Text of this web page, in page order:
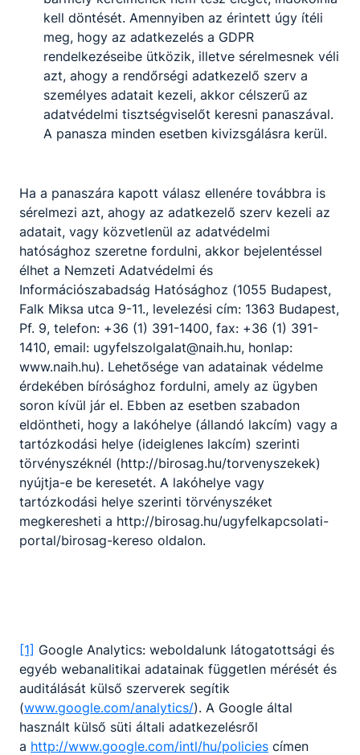
Építőipar
Tovább
Pincér - vendégtéri szakember
Turizmus-vendéglátás
Tovább
Szakács
Turizmus-vendéglátás
Tovább
Szakács szaktechnikus
Turizmus-vendéglátás
kell döntését. Amennyiben az érintett úgy ítéli
meg, hogy az adatkezelés a GDPR
rendelkezéseibe ütközik, illetve sérelmesnek véli
azt, ahogy a rendőrségi adatkezelő szerv a
személyes adatait kezeli, akkor célszerű az
adatvédelmi tisztségviselőt keresni panaszával.
A panasza minden esetben kivizsgálásra kerül.
Ha a panaszára kapott válasz ellenére továbbra is
sérelmezi azt, ahogy az adatkezelő szerv kezeli az
adatait, vagy közvetlenül az adatvédelmi
hatósághoz szeretne fordulni, akkor bejelentéssel
élhet a Nemzeti Adatvédelmi és
Információszabadság Hatósághoz (1055 Budapest,
Falk Miksa utca 9-11., levelezési cím: 1363 Budapest,
Pf. 9, telefon: +36 (1) 391-1400, fax: +36 (1) 391-
1410, email: ugyfelszolgalat@naih.hu, honlap:
www.naih.hu). Lehetősége van adatainak védelme
érdekében bírósághoz fordulni, amely az ügyben
soron kívül jár el. Ebben az esetben szabadon
eldöntheti, hogy a lakóhelye (állandó lakcím) vagy a
tartózkodási helye (ideiglenes lakcím) szerinti
törvényszéknél (http://birosag.hu/torvenyszekek)
nyújtja-e be keresetét. A lakóhelye vagy
tartózkodási helye szerinti törvényszéket
megkeresheti a http://birosag.hu/ugyfelkapcsolati-
portal/birosag-kereso oldalon.
[1] Google Analytics: weboldalunk látogatottsági és
egyéb webanalitikai adatainak független mérését és
auditálását külső szerverek segítik
(www.google.com/analytics/). A Google által
használt külső süti általi adatkezelésről
a http://www.google.com/intl/hu/policies címen